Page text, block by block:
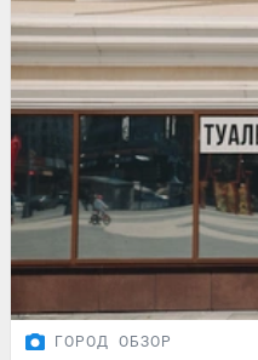
ГОРОД ОБЗОР